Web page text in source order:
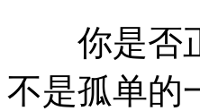
你是否正
不是孤单的